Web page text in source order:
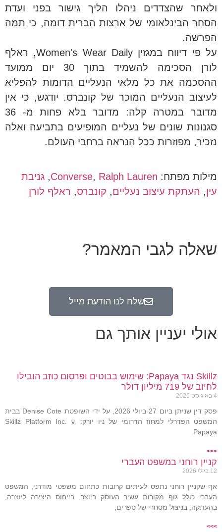
ולאחר שהצדדים ניהלו הליך גישור בפני ועדת
הסחר הבינלאומי של ארצות הברית דומה, כי תמה
הפרשה.
על פי דיווח במגזין Women's Wear Daily, ראלף
לורן הסכימה להשמיד בתוך 30 יום ממועד
ההסכמה את כל מלאי הנעליים הדומות להפליא
לעיצוב הנעליים המוכר של קונברס. יודגש, כי אין
מדובר במטרה קלה: מדובר בלא פחות מ- 36
סגנונות שונים של נעליים המופיעים בתביעה ואלה
נזכיר, מפוזרות ככל הנראה ברחבי העולם.
מילות מפתח: Converse, Ralph Lauren
, גניבת
עין, העתקת עיצוב נעליים, קונברס, ראלף לורן
שאלה לגבי המאמר?
שלח לנו הודעת מייל
אולי יעניין אותך גם
Skillz נגד Papaya: שימוש בבוטים ופרסום כוזב הובילו
לחיוב של 719 מיליון דולר
4 באוגוסט 2026
פסק דין שניתן ביום 27 ביולי 2026, על ידי השופטת Denise Cote בבית
המשפט הפדרלי למחוז הדרומי של ניו יורק: Skillz Platform Inc. v.
Papaya
>>>
קניין רוחני במשפט העברי
12 ביולי 2026
אף שקניין רוחני נתפס לעיתים קרובות כתחום משפטי מודרני, המשפט
העברי כולל גוף מקורות עשיר העוסק ביוצר, בייחוס היצירה ליוצרה,
בהעתקה, בניצול מסחרי של ספרים,
>>>